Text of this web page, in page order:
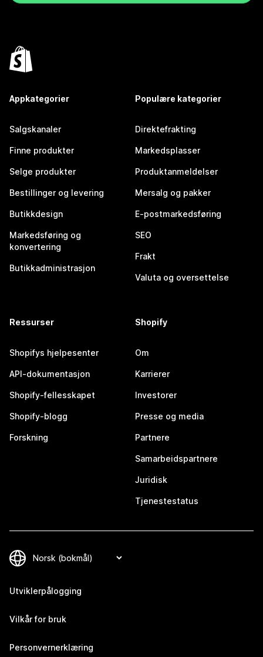
Appkategorier
Salgskanaler
Finne produkter
Selge produkter
Bestillinger og levering
Butikkdesign
Markedsføring og
konvertering
Butikkadministrasjon
Populære kategorier
Direktefrakting
Markedsplasser
Produktanmeldelser
Mersalg og pakker
E-postmarkedsføring
SEO
Frakt
Valuta og oversettelse
Ressurser
Shopifys hjelpesenter
API-dokumentasjon
Shopify-fellesskapet
Shopify-blogg
Forskning
Shopify
Om
Karrierer
Investorer
Presse og media
Partnere
Samarbeidspartnere
Juridisk
Tjenestestatus
Utviklerpålogging
Vilkår for bruk
Personvernerklæring